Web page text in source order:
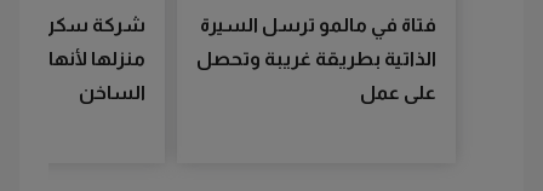
فتاة في مالمو ترسل السيرة
الذاتية بطريقة غريبة وتحصل
على عمل
شركة سكن
منزلها لأنها لم
الساخن